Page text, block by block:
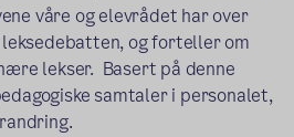
våre og elevrådet har over
og forteller om
lekser. Basert på denne
samtaler i personalet,